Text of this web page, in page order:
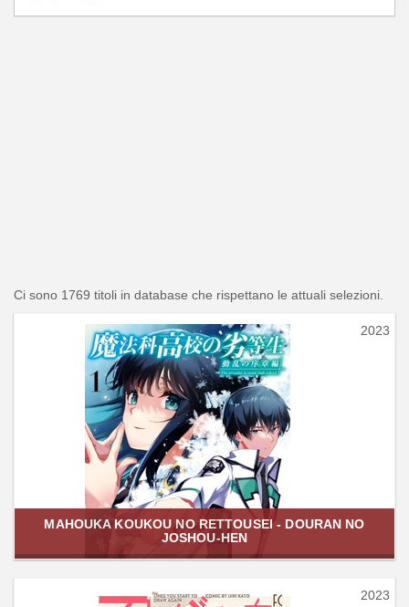
Ci sono 1769 titoli in database che rispettano le attuali selezioni.
2023
MAHOUKA KOUKOU NO RETTOUSEI - DOURAN NO
JOSHOU-HEN
2023